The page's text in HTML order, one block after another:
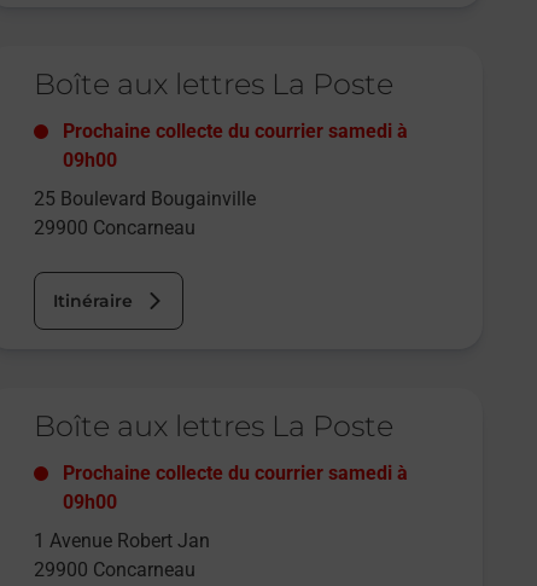
Boîte aux lettres La Poste
Prochaine collecte du courriersamedi à
09h00
25 Boulevard Bougainville
29900 Concarneau
Itinéraire
Boîte aux lettres La Poste
Prochaine collecte du courriersamedi à
09h00
1 Avenue Robert Jan
29900 Concarneau